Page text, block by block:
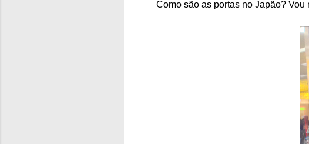
Como são as portas no Japão?